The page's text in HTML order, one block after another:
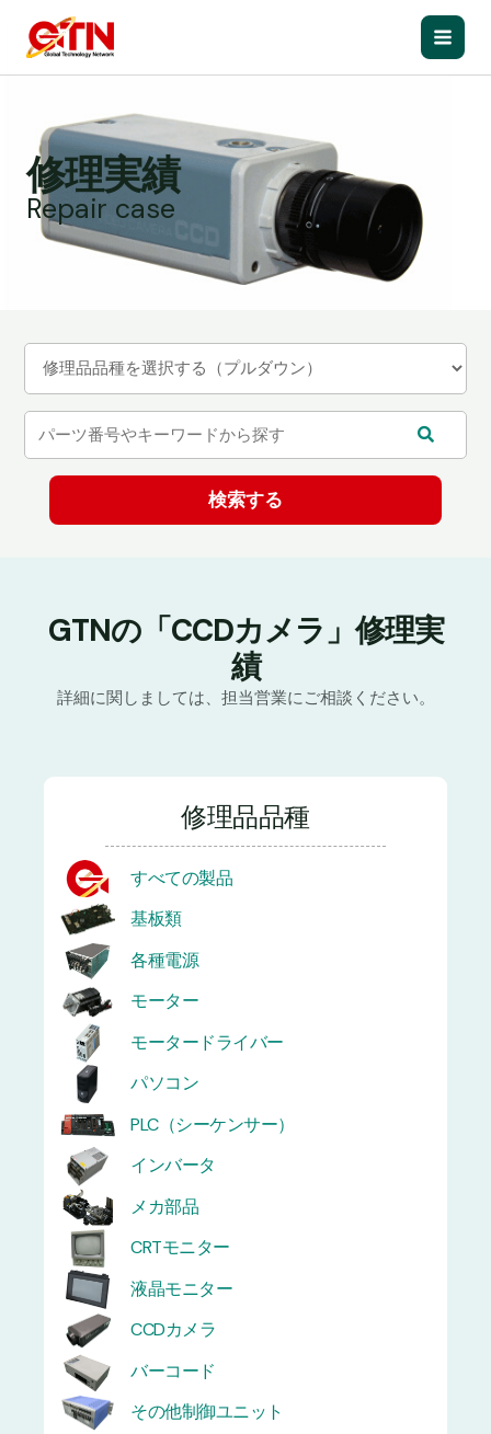
Main
修理実績
Repair case
GTNの「CCDカメラ」修理実
績
詳細に関しましては、担当営業にご相談ください。
修理品品種
すべての製品
基板類
各種電源
モーター
モータードライバー
パソコン
PLC（シーケンサー）
インバータ
メカ部品
CRTモニター
液晶モニター
CCDカメラ
バーコード
その他制御ユニット